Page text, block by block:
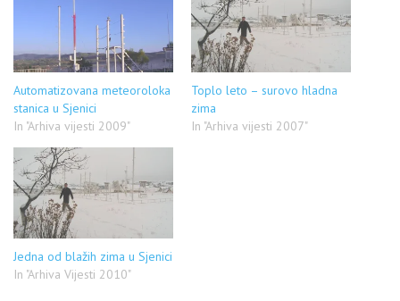
Automatizovana meteoroloka
stanica u Sjenici
In "Arhiva vijesti 2009"
Toplo leto – surovo hladna
zima
In "Arhiva vijesti 2007"
Jedna od blažih zima u Sjenici
In "Arhiva Vijesti 2010"